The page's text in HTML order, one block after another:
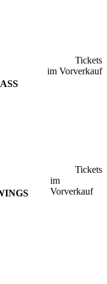
Tickets
im Vorverkauf
Tickets
im
Vorverkauf